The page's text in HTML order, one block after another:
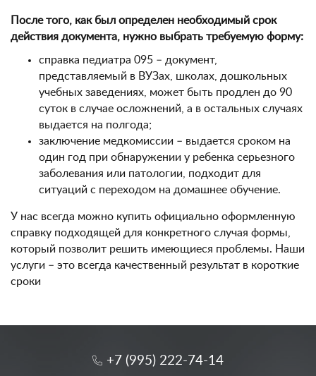
После того, как был определен необходимый срок
действия документа, нужно выбрать требуемую форму:
справка педиатра 095 – документ,
представляемый в ВУЗах, школах, дошкольных
учебных заведениях, может быть продлен до 90
суток в случае осложнений, а в остальных случаях
выдается на полгода;
заключение медкомиссии – выдается сроком на
один год при обнаружении у ребенка серьезного
заболевания или патологии, подходит для
ситуаций с переходом на домашнее обучение.
У нас всегда можно купить официально оформленную
справку подходящей для конкретного случая формы,
который позволит решить имеющиеся проблемы. Наши
услуги – это всегда качественный результат в короткие
сроки
+7 (995) 222-74-14